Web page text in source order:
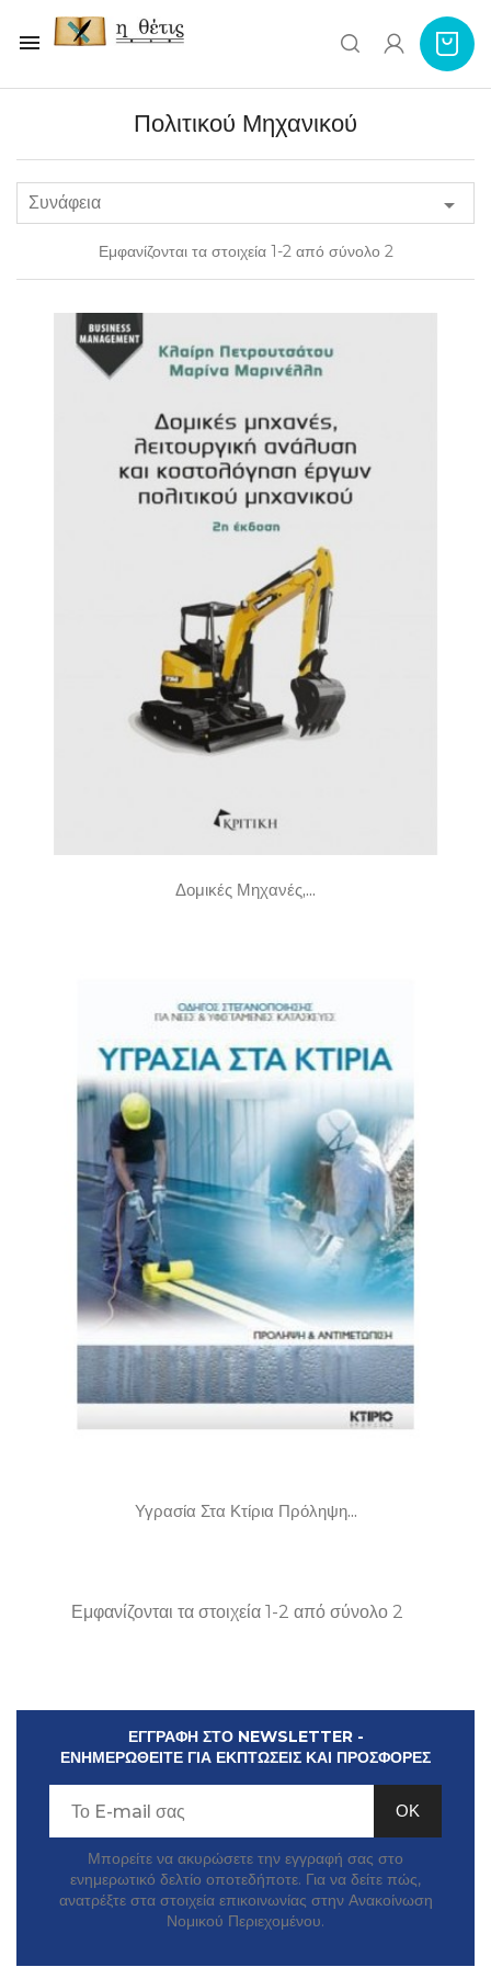

Πολιτικού Μηχανικού
Συνάφεια 
Εμφανίζονται τα στοιχεία 1-2 από σύνολο 2
Δομικές Μηχανές,...
Υγρασία Στα Κτίρια Πρόληψη...
Εμφανίζονται τα στοιχεία 1-2 από σύνολο 2
ΕΓΓΡΑΦΗ ΣΤΟ NEWSLETTER -
ΕΝΗΜΕΡΩΘΕΙΤΕ ΓΙΑ ΕΚΠΤΩΣΕΙΣ ΚΑΙ ΠΡΟΣΦΟΡΕΣ
Μπορείτε να ακυρώσετε την εγγραφή σας στο
ενημερωτικό δελτίο οποτεδήποτε. Για να δείτε πώς,
ανατρέξτε στα στοιχεία επικοινωνίας στην Ανακοίνωση
Νομικού Περιεχομένου.